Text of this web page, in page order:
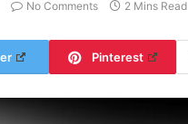
No Comments 2 Mins Read
Pinterest